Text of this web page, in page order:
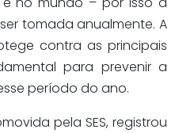
tomada anualmente. A
contra as principais
para prevenir a
período do ano.
pela SES, registrou